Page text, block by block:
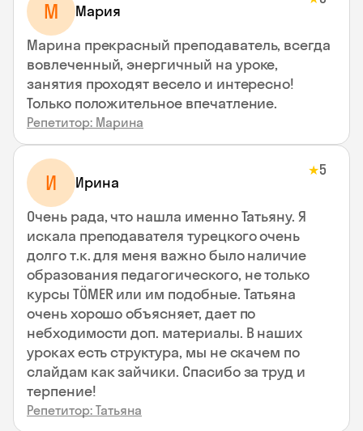
М Мария
Марина прекрасный преподаватель, всегда
вовлеченный, энергичный на уроке,
занятия проходят весело и интересно!
Только положительное впечатление.
Репетитор: Марина
И Ирина
★5
Очень рада, что нашла именно Татьяну. Я
искала преподавателя турецкого очень
долго т.к. для меня важно было наличие
образования педагогического, не только
курсы TÖMER или им подобные. Татьяна
очень хорошо объясняет, дает по
небходимости доп. материалы. В наших
уроках есть структура, мы не скачем по
слайдам как зайчики. Спасибо за труд и
терпение!
Репетитор: Татьяна